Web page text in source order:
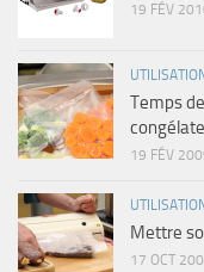
19 FÉV
Temps
19 FÉV
Mettre
17 OCT